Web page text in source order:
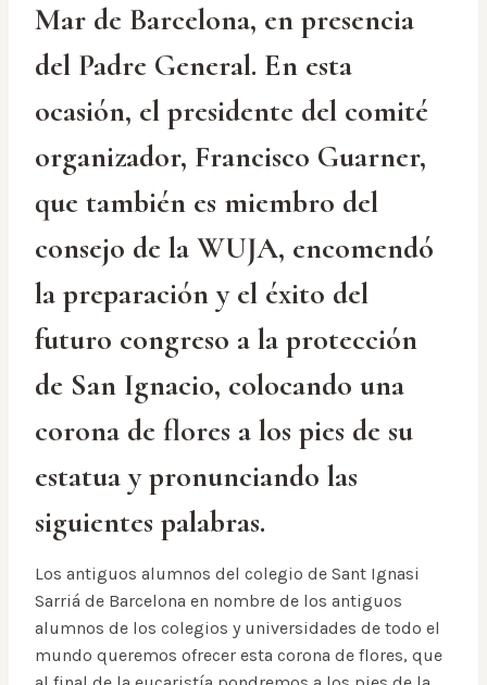
Mar de Barcelona, en presencia
del Padre General. En esta
ocasión, el presidente del comité
organizador, Francisco Guarner,
que también es miembro del
consejo de la WUJA, encomendó
la preparación y el éxito del
futuro congreso a la protección
de San Ignacio, colocando una
corona de flores a los pies de su
estatua y pronunciando las
siguientes palabras.
Los antiguos alumnos del colegio de Sant Ignasi
Sarriá de Barcelona en nombre de los antiguos
alumnos de los colegios y universidades de todo el
mundo queremos ofrecer esta corona de flores, que